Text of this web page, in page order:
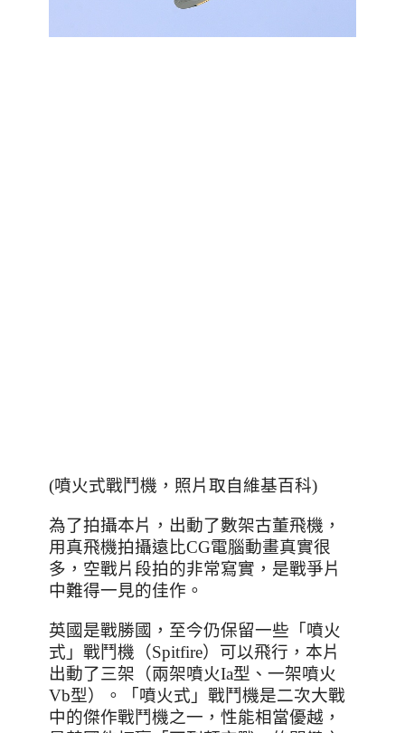
(噴火式戰鬥機，照片取自維基百科)
為了拍攝本片，出動了數架古董飛機，
用真飛機拍攝遠比CG電腦動畫真實很
多，空戰片段拍的非常寫實，是戰爭片
中難得一見的佳作。
英國是戰勝國，至今仍保留一些「噴火
式」戰鬥機（Spitfire）可以飛行，本片
出動了三架（兩架噴火Ia型、一架噴火
Vb型）。「噴火式」戰鬥機是二次大戰
中的傑作戰鬥機之一，性能相當優越，